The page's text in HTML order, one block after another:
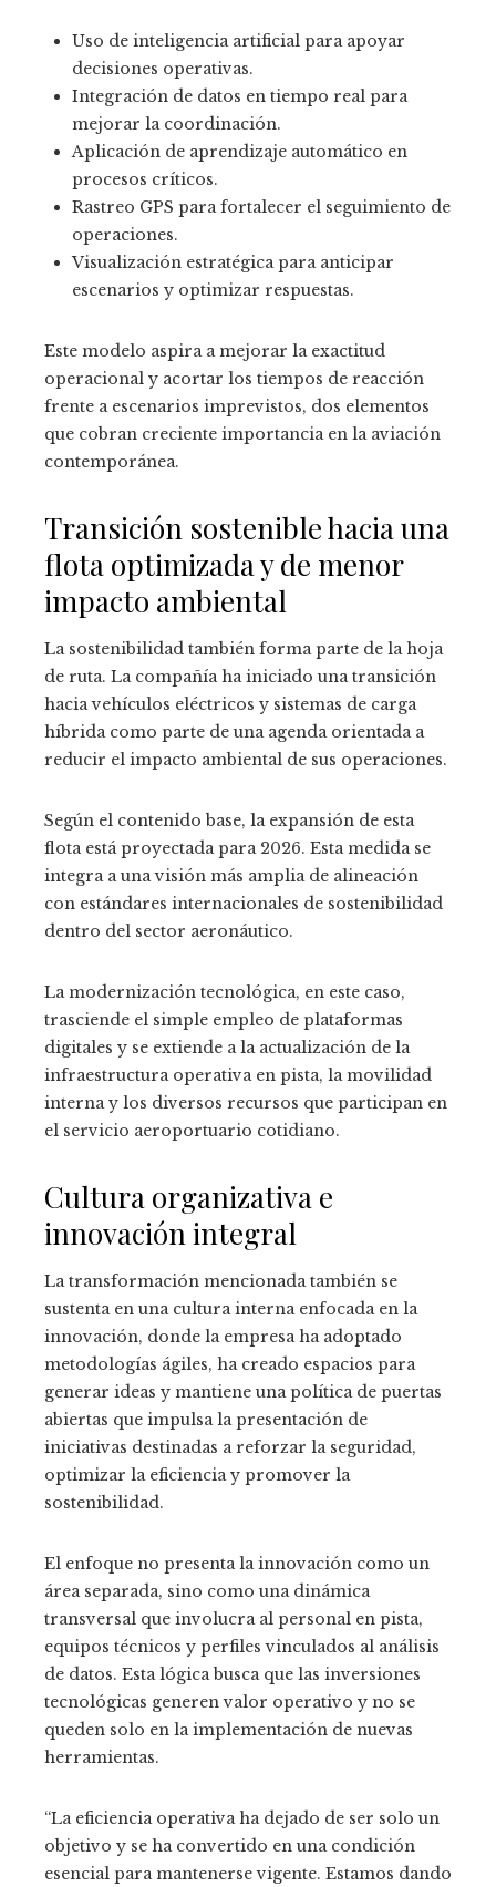
Uso de inteligencia artificial para apoyar
decisiones operativas.
Integración de datos en tiempo real para
mejorar la coordinación.
Aplicación de aprendizaje automático en
procesos críticos.
Rastreo GPS para fortalecer el seguimiento de
operaciones.
Visualización estratégica para anticipar
escenarios y optimizar respuestas.
Este modelo aspira a mejorar la exactitud
operacional y acortar los tiempos de reacción
frente a escenarios imprevistos, dos elementos
que cobran creciente importancia en la aviación
contemporánea.
Transición sostenible hacia una
flota optimizada y de menor
impacto ambiental
La sostenibilidad también forma parte de la hoja
de ruta. La compañía ha iniciado una transición
hacia vehículos eléctricos y sistemas de carga
híbrida como parte de una agenda orientada a
reducir el impacto ambiental de sus operaciones.
Según el contenido base, la expansión de esta
flota está proyectada para 2026. Esta medida se
integra a una visión más amplia de alineación
con estándares internacionales de sostenibilidad
dentro del sector aeronáutico.
La modernización tecnológica, en este caso,
trasciende el simple empleo de plataformas
digitales y se extiende a la actualización de la
infraestructura operativa en pista, la movilidad
interna y los diversos recursos que participan en
el servicio aeroportuario cotidiano.
Cultura organizativa e
innovación integral
La transformación mencionada también se
sustenta en una cultura interna enfocada en la
innovación, donde la empresa ha adoptado
metodologías ágiles, ha creado espacios para
generar ideas y mantiene una política de puertas
abiertas que impulsa la presentación de
iniciativas destinadas a reforzar la seguridad,
optimizar la eficiencia y promover la
sostenibilidad.
El enfoque no presenta la innovación como un
área separada, sino como una dinámica
transversal que involucra al personal en pista,
equipos técnicos y perfiles vinculados al análisis
de datos. Esta lógica busca que las inversiones
tecnológicas generen valor operativo y no se
queden solo en la implementación de nuevas
herramientas.
“La eficiencia operativa ha dejado de ser solo un
objetivo y se ha convertido en una condición
esencial para mantenerse vigente. Estamos dando